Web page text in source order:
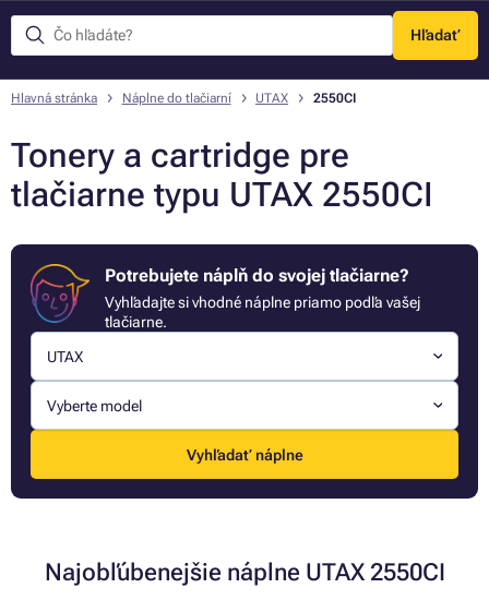
Hľadať
Menu
Hlavná stránka Náplne do tlačiarní UTAX 2550CI
Tonery a cartridge pre
tlačiarne typu UTAX 2550CI
Potrebujete náplň do svojej tlačiarne?
Vyhľadajte si vhodné náplne priamo podľa vašej
tlačiarne.
UTAX
Vyberte model
Vyhľadať náplne
Najobľúbenejšie náplne UTAX 2550CI